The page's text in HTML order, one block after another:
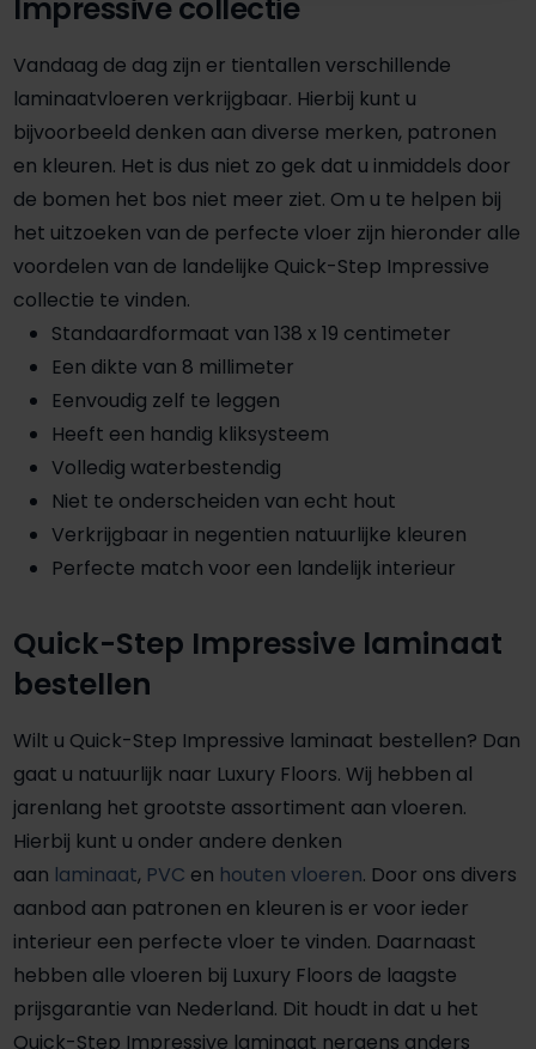
Impressive collectie
Vandaag de dag zijn er tientallen verschillende
laminaatvloeren verkrijgbaar. Hierbij kunt u
bijvoorbeeld denken aan diverse merken, patronen
en kleuren. Het is dus niet zo gek dat u inmiddels door
de bomen het bos niet meer ziet. Om u te helpen bij
het uitzoeken van de perfecte vloer zijn hieronder alle
voordelen van de landelijke Quick-Step Impressive
collectie te vinden.
Standaardformaat van 138 x 19 centimeter
Een dikte van 8 millimeter
Eenvoudig zelf te leggen
Heeft een handig kliksysteem
Volledig waterbestendig
Niet te onderscheiden van echt hout
Verkrijgbaar in negentien natuurlijke kleuren
Perfecte match voor een landelijk interieur
Quick-Step Impressive laminaat
bestellen
Wilt u Quick-Step Impressive laminaat bestellen? Dan
gaat u natuurlijk naar Luxury Floors. Wij hebben al
jarenlang het grootste assortiment aan vloeren.
Hierbij kunt u onder andere denken
aan laminaat, PVC en houten vloeren. Door ons divers
aanbod aan patronen en kleuren is er voor ieder
interieur een perfecte vloer te vinden. Daarnaast
hebben alle vloeren bij Luxury Floors de laagste
prijsgarantie van Nederland. Dit houdt in dat u het
Quick-Step Impressive laminaat nergens anders